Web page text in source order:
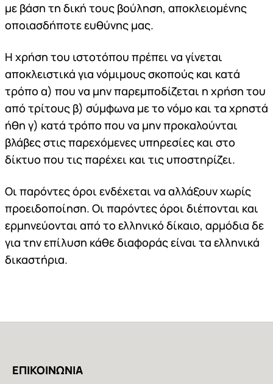
με βάση τη δική τους βούληση, αποκλειομένης
οποιασδήποτε ευθύνης μας.
Η χρήση του ιστοτόπου πρέπει να γίνεται
αποκλειστικά για νόμιμους σκοπούς και κατά
τρόπο α) που να μην παρεμποδίζεται η χρήση του
από τρίτους β) σύμφωνα με το νόμο και τα χρηστά
ήθη γ) κατά τρόπο που να μην προκαλούνται
βλάβες στις παρεχόμενες υπηρεσίες και στο
δίκτυο που τις παρέχει και τις υποστηρίζει.
Οι παρόντες όροι ενδέχεται να αλλάξουν χωρίς
προειδοποίηση. Οι παρόντες όροι διέπονται και
ερμηνεύονται από το ελληνικό δίκαιο, αρμόδια δε
για την επίλυση κάθε διαφοράς είναι τα ελληνικά
δικαστήρια.
ΕΠΙΚΟΙΝΩΝΙΑ